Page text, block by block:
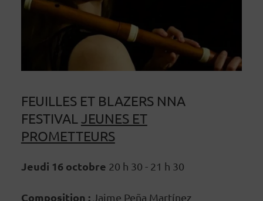
FEUILLES ET BLAZERS NNA
FESTIVALJEUNES ET
PROMETTEURS
Jeudi 16 octobre 20 h 30 - 21 h 30
Composition :Jaime Peña Martínez